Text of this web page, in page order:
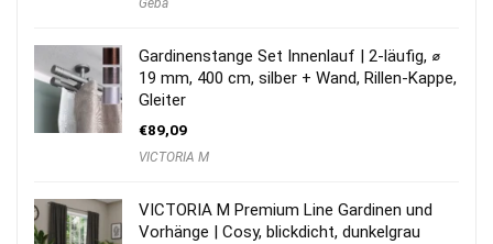
Geba
Gardinenstange Set Innenlauf | 2-läufig, ⌀
19 mm, 400 cm, silber + Wand, Rillen-Kappe,
Gleiter
€89,09
VICTORIA M
VICTORIA M Premium Line Gardinen und
Vorhänge | Cosy, blickdicht, dunkelgrau